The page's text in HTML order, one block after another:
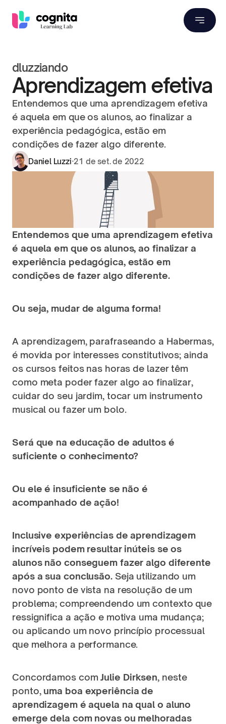
dluzziando
Aprendizagem efetiva
Entendemos que uma aprendizagem efetiva
é aquela em que os alunos, ao finalizar a
experiência pedagógica, estão em
condições de fazer algo diferente.
Daniel Luzzi·21 de set. de 2022
Entendemos que uma aprendizagem efetiva
é aquela em que os alunos, ao finalizar a
experiência pedagógica, estão em
condições de fazer algo diferente.
Ou seja, mudar de alguma forma!
A aprendizagem, parafraseando a Habermas,
é movida por interesses constitutivos; ainda
os cursos feitos nas horas de lazer têm
como meta poder fazer algo ao finalizar,
cuidar do seu jardim, tocar um instrumento
musical ou fazer um bolo.
Será que na educação de adultos é
suficiente o conhecimento?
Ou ele é insuficiente se não é
acompanhado de ação!
Inclusive experiências de aprendizagem
incríveis podem resultar inúteis se os
alunos não conseguem fazer algo diferente
após a sua conclusão. Seja utilizando um
novo ponto de vista na resolução de um
problema; compreendendo um contexto que
ressignifica a ação e motiva uma mudança;
ou aplicando um novo princípio processual
que melhora a performance.
Concordamos com Julie Dirksen, neste
ponto, uma boa experiência de
aprendizagem é aquela na qual o aluno
emerge dela com novas ou melhoradas